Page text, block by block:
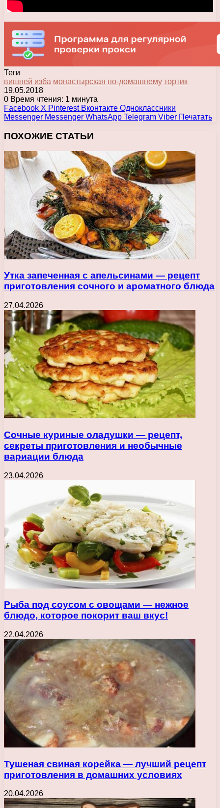
Теги
вишней изба монастырская по-домашнему тортик
19.05.2018
0 Время чтения: 1 минута
Facebook X Pinterest Вконтакте Одноклассники
Messenger Messenger WhatsApp Telegram Viber Печатать
ПОХОЖИЕ СТАТЬИ
Утка запеченная с апельсинами — рецепт
приготовления сочного и ароматного блюда
27.04.2026
Сочные куриные оладушки — рецепт,
секреты приготовления и необычные
вариации блюда
23.04.2026
Рыба под соусом с овощами — нежное
блюдо, которое покорит ваш вкус!
22.04.2026
Тушеная свиная корейка — лучший рецепт
приготовления в домашних условиях
20.04.2026